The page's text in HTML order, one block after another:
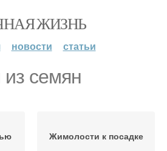
ЖИЗНЬ
новости статьи
семян
Жимолости к посадке